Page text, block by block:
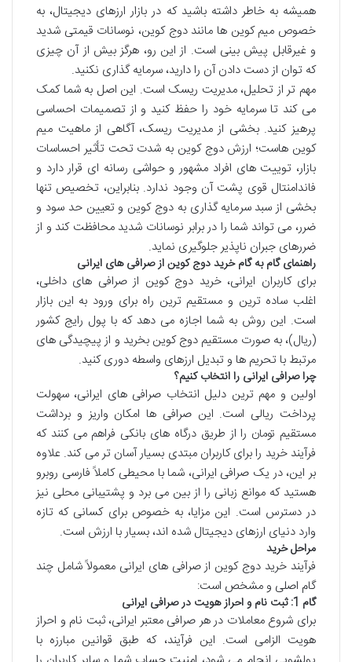
همیشه به خاطر داشته باشید که در بازار ارزهای دیجیتال، به
خصوص میم کوین ها مانند دوج کوین، نوسانات قیمتی شدید
و غیرقابل پیش بینی است. از این رو، هرگز بیش از آن چیزی
که توان از دست دادن آن را دارید، سرمایه گذاری نکنید.
مهم تر از تحلیل، مدیریت ریسک است. این اصل به شما کمک
می کند تا سرمایه خود را حفظ کنید و از تصمیمات احساسی
پرهیز کنید. بخشی از مدیریت ریسک، آگاهی از ماهیت میم
کوین هاست؛ ارزش دوج کوین به شدت تحت تأثیر احساسات
بازار، توییت های افراد مشهور و حواشی رسانه ای قرار دارد و
فاندامنتال قوی پشت آن وجود ندارد. بنابراین، تخصیص تنها
بخشی از سبد سرمایه گذاری به دوج کوین و تعیین حد سود و
ضرر، می تواند شما را در برابر نوسانات شدید محافظت کند و از
ضررهای جبران ناپذیر جلوگیری نماید.
راهنمای گام به گام خرید دوج کوین از صرافی های ایرانی
برای کاربران ایرانی، خرید دوج کوین از صرافی های داخلی،
اغلب ساده ترین و مستقیم ترین راه برای ورود به این بازار
است. این روش به شما اجازه می دهد که با پول رایج کشور
(ریال)، به صورت مستقیم دوج کوین بخرید و از پیچیدگی های
مرتبط با تحریم ها و تبدیل ارزهای واسطه دوری کنید.
چرا صرافی ایرانی را انتخاب کنیم؟
اولین و مهم ترین دلیل انتخاب صرافی های ایرانی، سهولت
پرداخت ریالی است. این صرافی ها امکان واریز و برداشت
مستقیم تومان را از طریق درگاه های بانکی فراهم می کنند که
فرآیند خرید را برای کاربران مبتدی بسیار آسان تر می کند. علاوه
بر این، در یک صرافی ایرانی، شما با محیطی کاملاً فارسی روبرو
هستید که موانع زبانی را از بین می برد و پشتیبانی محلی نیز
در دسترس است. این مزایا، به خصوص برای کسانی که تازه
وارد دنیای ارزهای دیجیتال شده اند، بسیار با ارزش است.
مراحل خرید
فرآیند خرید دوج کوین از صرافی های ایرانی معمولاً شامل چند
گام اصلی و مشخص است:
گام 1: ثبت نام و احراز هویت در صرافی ایرانی
برای شروع معاملات در هر صرافی معتبر ایرانی، ثبت نام و احراز
هویت الزامی است. این فرآیند، که طبق قوانین مبارزه با